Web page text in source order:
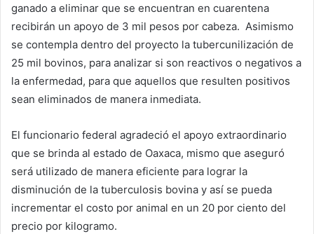
ganado a eliminar que se encuentran en cuarentena
recibirán un apoyo de 3 mil pesos por cabeza. Asimismo
se contempla dentro del proyecto la tubercunilización de
25 mil bovinos, para analizar si son reactivos o negativos a
la enfermedad, para que aquellos que resulten positivos
sean eliminados de manera inmediata.
El funcionario federal agradeció el apoyo extraordinario
que se brinda al estado de Oaxaca, mismo que aseguró
será utilizado de manera eficiente para lograr la
disminución de la tuberculosis bovina y así se pueda
incrementar el costo por animal en un 20 por ciento del
precio por kilogramo.